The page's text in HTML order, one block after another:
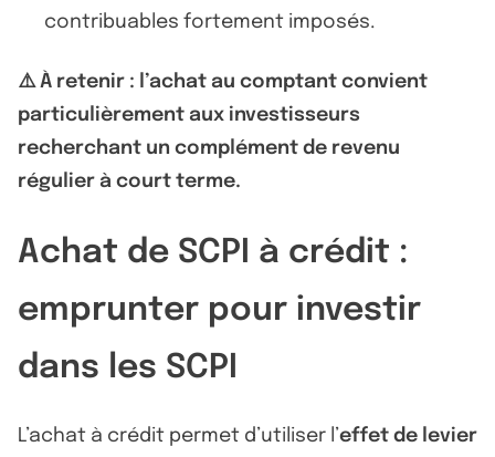
contribuables fortement imposés.
⚠️ À retenir : l’achat au comptant convient
particulièrement aux investisseurs
recherchant un complément de revenu
régulier à court terme.
Achat de SCPI à crédit :
emprunter pour investir
dans les SCPI
L’achat à crédit permet d’utiliser l’effet de levier